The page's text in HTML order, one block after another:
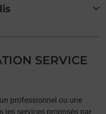
SERVICE
professionnel ou une
les services proposés par